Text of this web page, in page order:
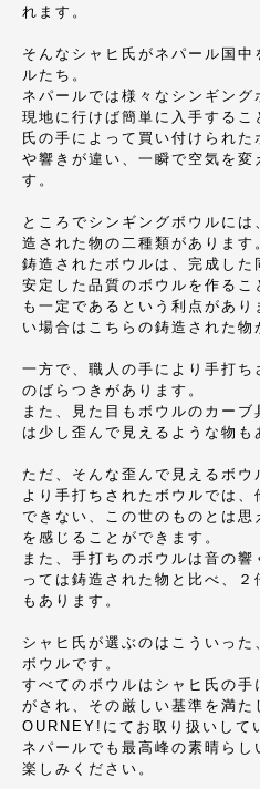
れます。
そんなシャヒ氏がネパール国
ルたち。
ネパールでは様々なシンギング
現地に行けば簡単に入手するこ
氏の手によって買い付けられ
や響きが違い、一瞬で空気を変
す。
ところでシンギングボウルに
造された物の二種類があります
鋳造されたボウルは、完成した
安定した品質のボウルを作る
も一定であるという利点があ
い場合はこちらの鋳造された物
一方で、職人の手により手打ち
のばらつきがあります。
また、見た目もボウルのカー
は少し歪んで見えるような物も
ただ、そんな歪んで見えるボ
より手打ちされたボウルでは
できない、この世のものとは思
を感じることができます。
また、手打ちのボウルは音の
っては鋳造された物と比べ、
もあります。
シャヒ氏が選ぶのはこういっ
ボウルです。
すべてのボウルはシャヒ氏の手
がされ、その厳しい基準を満
OURNEY!にてお取り扱いして
ネパールでも最高峰の素晴ら
楽しみください。